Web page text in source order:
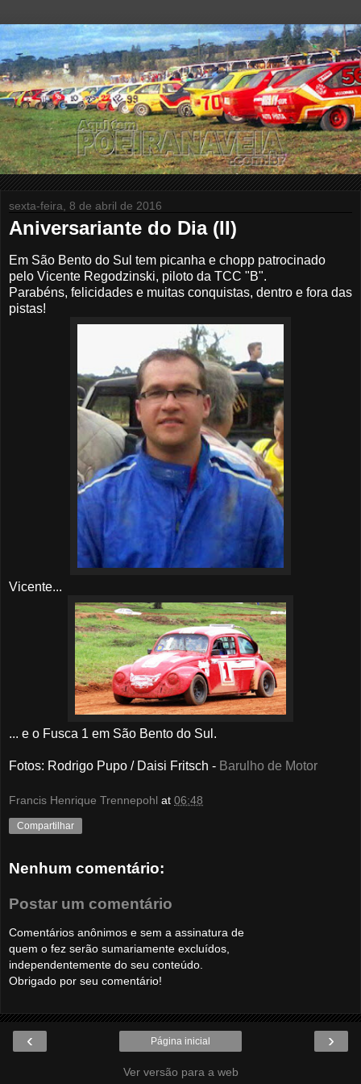
sexta-feira, 8 de abril de 2016
Aniversariante do Dia (II)
Em São Bento do Sul tem picanha e chopp patrocinado
pelo Vicente Regodzinski, piloto da TCC "B".
Parabéns, felicidades e muitas conquistas, dentro e fora das
pistas!
Vicente...
... e o Fusca 1 em São Bento do Sul.
Fotos: Rodrigo Pupo / Daisi Fritsch - Barulho de Motor
Francis Henrique Trennepohl at 06:48
Compartilhar
Nenhum comentário:
Postar um comentário
Comentários anônimos e sem a assinatura de
quem o fez serão sumariamente excluídos,
independentemente do seu conteúdo.
Obrigado por seu comentário!
‹ ›
Página inicial
Ver versão para a web